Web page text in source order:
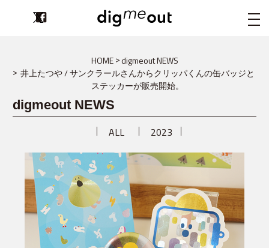
digmeout
HOME
digmeout NEWS
井上たつや / サンクラールさんからクリッパくんの缶バッジと
ステッカーが販売開始。
digmeout NEWS
ALL 2023